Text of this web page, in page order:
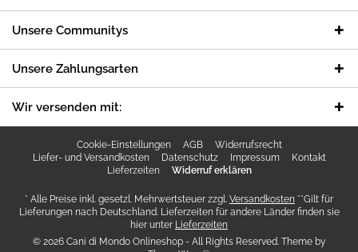
Unsere Communitys
Unsere Zahlungsarten
Wir versenden mit:
Cookie-Einstellungen AGB
Widerrufsrecht
Liefer- und Versandkosten
Datenschutz Impressum
Kontakt
Lieferzeiten
Widerruf erklären
* Alle Preise inkl. gesetzl. Mehrwertsteuer zzgl. Versandkosten **Gilt für
Lieferungen nach Deutschland. Lieferzeiten für andere Länder finden sie
hier unter Lieferzeiten
© 2026 Cani di Mondo Onlineshop - All Rights Reserved. Theme by